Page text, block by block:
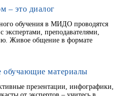
– это диалог
обучения в МИДО проводятся
экспертами, преподавателями,
Живое общение в формате
обучающие материалы
презентации, инфографики,